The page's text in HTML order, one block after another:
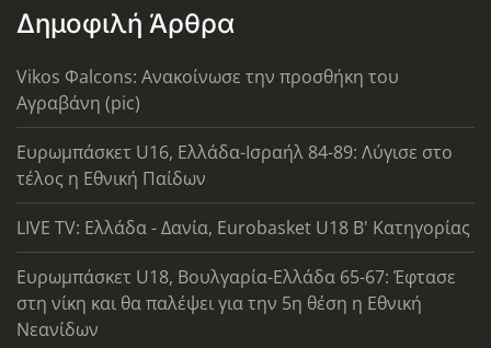
Δημοφιλή Άρθρα
Vikos Φalcons: Ανακοίνωσε την προσθήκη του
Αγραβάνη (pic)
Ευρωμπάσκετ U16, Ελλάδα-Ισραήλ 84-89: Λύγισε στο
τέλος η Εθνική Παίδων
LIVE TV: Ελλάδα - Δανία, Eurobasket U18 Β' Κατηγορίας
Ευρωμπάσκετ U18, Βουλγαρία-Ελλάδα 65-67: Έφτασε
στη νίκη και θα παλέψει για την 5η θέση η Εθνική
Νεανίδων